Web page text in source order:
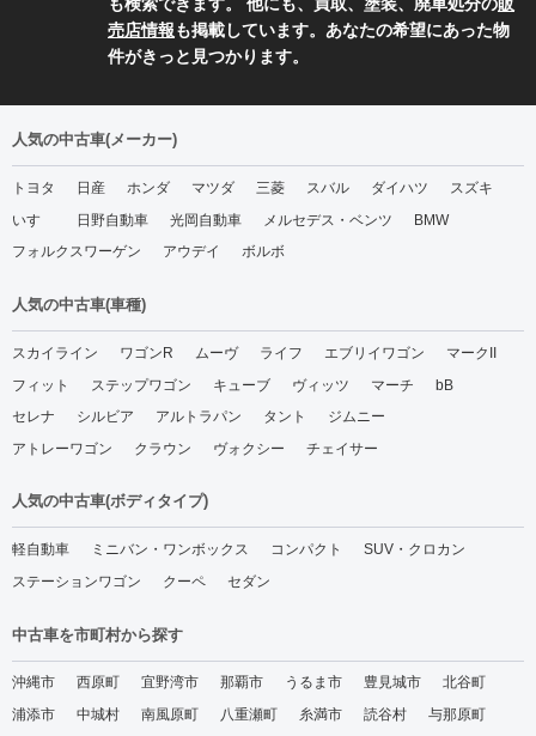
も検索できます。 他にも、買取、塗装、廃車処分の販
売店情報も掲載しています。あなたの希望にあった物
件がきっと見つかります。
人気の中古車(メーカー)
トヨタ 日産 ホンダ マツダ 三菱 スバル ダイハツ
スズキ
いすゞ
日野自動車 光岡自動車 メルセデス・ベンツ
BMW
フォルクスワーゲン
アウデイ ボルボ
人気の中古車(車種)
スカイライン ワゴンR ムーヴ ライフ エブリイワゴン
マークII
フィット
ステップワゴン キューブ ヴィッツ マーチ
bB
セレナ
シルビア アルトラパン タント
ジムニー
アトレーワゴン
クラウン ヴォクシー チェイサー
人気の中古車(ボディタイプ)
軽自動車 ミニバン・ワンボックス コンパクト
SUV・クロカン
ステーションワゴン
クーペ セダン
中古車を市町村から探す
沖縄市 西原町 宜野湾市 那覇市 うるま市 豊見城市
北谷町
浦添市
中城村 南風原町 八重瀬町 糸満市 読谷村
与那原町